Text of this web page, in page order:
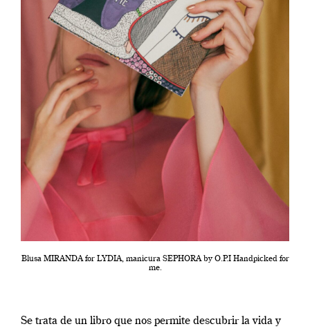
Blusa MIRANDA for LYDIA, manicura SEPHORA by O.P.I Handpicked for
me.
Se trata de un libro que nos permite descubrir la vida y